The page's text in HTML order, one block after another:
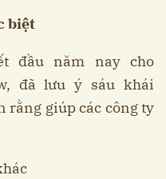
biệt
đầu năm nay cho
đã lưu ý sáu khái
rằng giúp các công ty